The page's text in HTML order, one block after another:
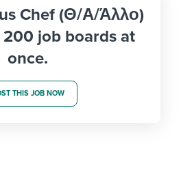
Chef (Θ/Α/Άλλο)
job boards at
once.
THIS JOB NOW